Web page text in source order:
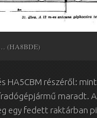
(HA8BDE)
HA5CBM részéről:
maradt.
egy fedett raktárban